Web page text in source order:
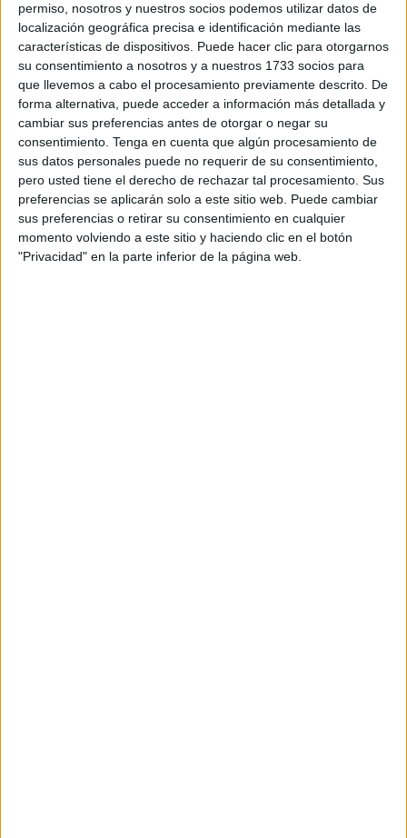
permiso, nosotros y nuestros socios podemos utilizar datos de
localización geográfica precisa e identificación mediante las
características de dispositivos. Puede hacer clic para otorgarnos
su consentimiento a nosotros y a nuestros 1733 socios para
que llevemos a cabo el procesamiento previamente descrito. De
forma alternativa, puede acceder a información más detallada y
cambiar sus preferencias antes de otorgar o negar su
consentimiento. Tenga en cuenta que algún procesamiento de
sus datos personales puede no requerir de su consentimiento,
pero usted tiene el derecho de rechazar tal procesamiento. Sus
preferencias se aplicarán solo a este sitio web. Puede cambiar
sus preferencias o retirar su consentimiento en cualquier
momento volviendo a este sitio y haciendo clic en el botón
"Privacidad" en la parte inferior de la página web.
Son seis nuevos casos de los que dos son hombres y
cuatro mujeres, todos sintomáticos, de los que cinco
corresponden al tramo de edad de 20 a 29 años, mientras
que uno corresponde al tramo de 30 a 39. Además, en el
informe detallado de datos que ofrece la Consejería de
Sanidad, se recoge que dos casos se han dado en un
brote de ámbito general y otros tres en el ámbito social.
También elIngesaha añadido que no se ha registrado
ningún curado, por lo que los casos activos pasan de los
14 que había este jueves a los 20 que hay en la